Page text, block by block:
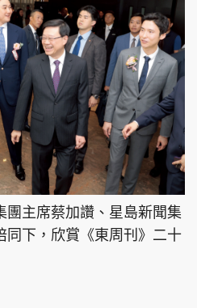
團主席蔡加讚、星島新聞集
同下，欣賞《東周刊》二十